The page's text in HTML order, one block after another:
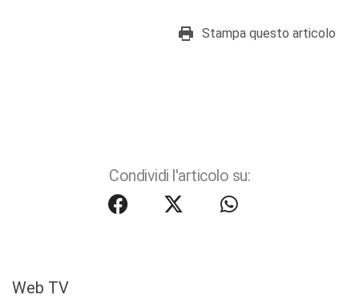
Stampa questo articolo
Condividi l'articolo su:
Web TV